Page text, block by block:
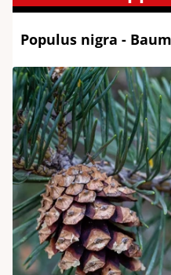
Populus nigra -